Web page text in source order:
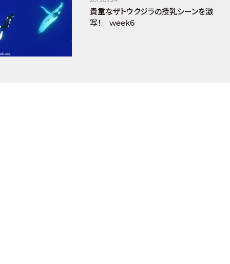
貴重なザトウクジラの授乳シーンを激
写！ week6